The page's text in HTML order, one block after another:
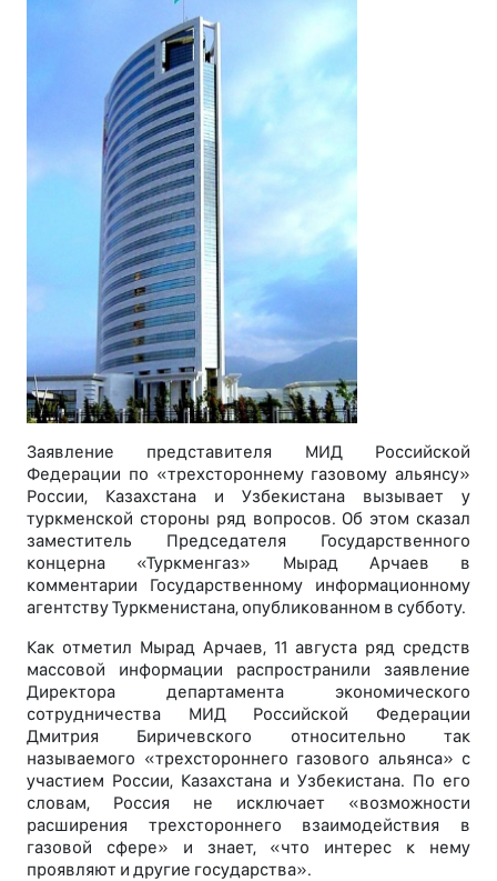
Заявление представителя МИД Российской
Федерации по «трехстороннему газовому альянсу»
России, Казахстана и Узбекистана вызывает у
туркменской стороны ряд вопросов. Об этом сказал
заместитель Председателя Государственного
концерна «Туркменгаз» Мырад Арчаев в
комментарии Государственному информационному
агентству Туркменистана, опубликованном в субботу.
Как отметил Мырад Арчаев, 11 августа ряд средств
массовой информации распространили заявление
Директора департамента экономического
сотрудничества МИД Российской Федерации
Дмитрия Биричевского относительно так
называемого «трехстороннего газового альянса» с
участием России, Казахстана и Узбекистана. По его
словам, Россия не исключает «возможности
расширения трехстороннего взаимодействия в
газовой сфере» и знает, «что интерес к нему
проявляют и другие государства».